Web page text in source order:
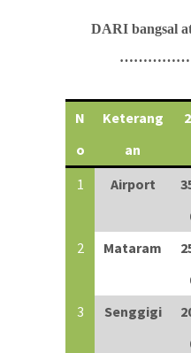
DARI bangsal
N
o
Keterang
an
1 Airport
2
Mataram
3
Senggigi